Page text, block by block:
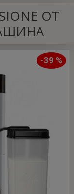
OT
-39 %